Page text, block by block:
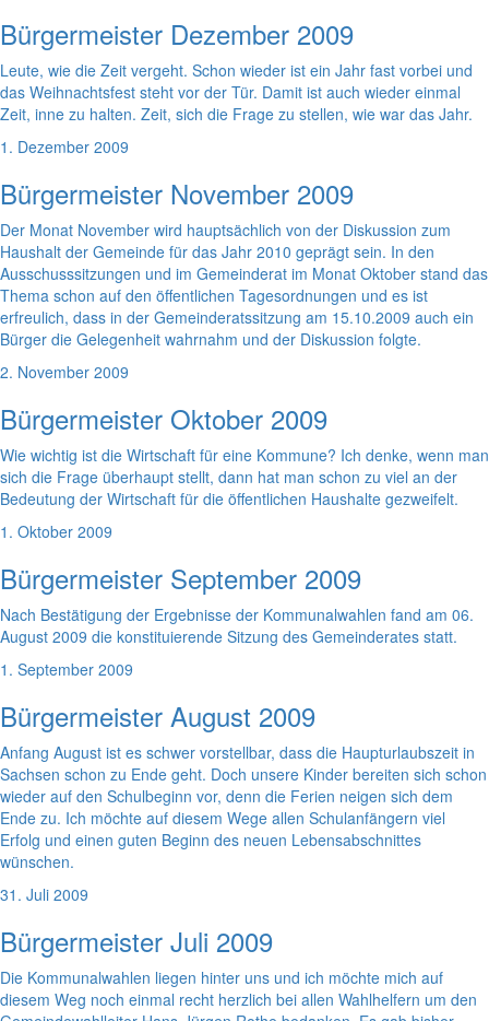
Bürgermeister Dezember 2009
Leute, wie die Zeit vergeht. Schon wieder ist ein Jahr fast vorbei und
das Weihnachtsfest steht vor der Tür. Damit ist auch wieder einmal
Zeit, inne zu halten. Zeit, sich die Frage zu stellen, wie war das Jahr.
1. Dezember 2009
Bürgermeister November 2009
Der Monat November wird hauptsächlich von der Diskussion zum
Haushalt der Gemeinde für das Jahr 2010 geprägt sein. In den
Ausschusssitzungen und im Gemeinderat im Monat Oktober stand das
Thema schon auf den öffentlichen Tagesordnungen und es ist
erfreulich, dass in der Gemeinderatssitzung am 15.10.2009 auch ein
Bürger die Gelegenheit wahrnahm und der Diskussion folgte.
2. November 2009
Bürgermeister Oktober 2009
Wie wichtig ist die Wirtschaft für eine Kommune? Ich denke, wenn man
sich die Frage überhaupt stellt, dann hat man schon zu viel an der
Bedeutung der Wirtschaft für die öffentlichen Haushalte gezweifelt.
1. Oktober 2009
Bürgermeister September 2009
Nach Bestätigung der Ergebnisse der Kommunalwahlen fand am 06.
August 2009 die konstituierende Sitzung des Gemeinderates statt.
1. September 2009
Bürgermeister August 2009
Anfang August ist es schwer vorstellbar, dass die Haupturlaubszeit in
Sachsen schon zu Ende geht. Doch unsere Kinder bereiten sich schon
wieder auf den Schulbeginn vor, denn die Ferien neigen sich dem
Ende zu. Ich möchte auf diesem Wege allen Schulanfängern viel
Erfolg und einen guten Beginn des neuen Lebensabschnittes
wünschen.
31. Juli 2009
Bürgermeister Juli 2009
Die Kommunalwahlen liegen hinter uns und ich möchte mich auf
diesem Weg noch einmal recht herzlich bei allen Wahlhelfern um den